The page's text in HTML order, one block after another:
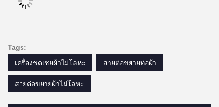
Tags:
เครื่องชดเชยผ้าไม่โลหะ
สายต่อขยายท่อผ้า
สายต่อขยายผ้าไม่โลหะ